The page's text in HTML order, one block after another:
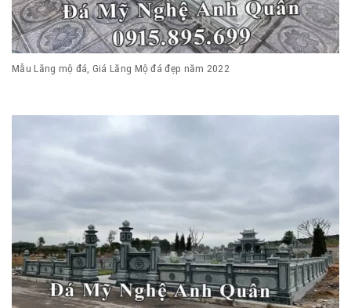
Mẫu Lăng mộ đá, Giá Lăng Mộ đá đẹp năm 2022